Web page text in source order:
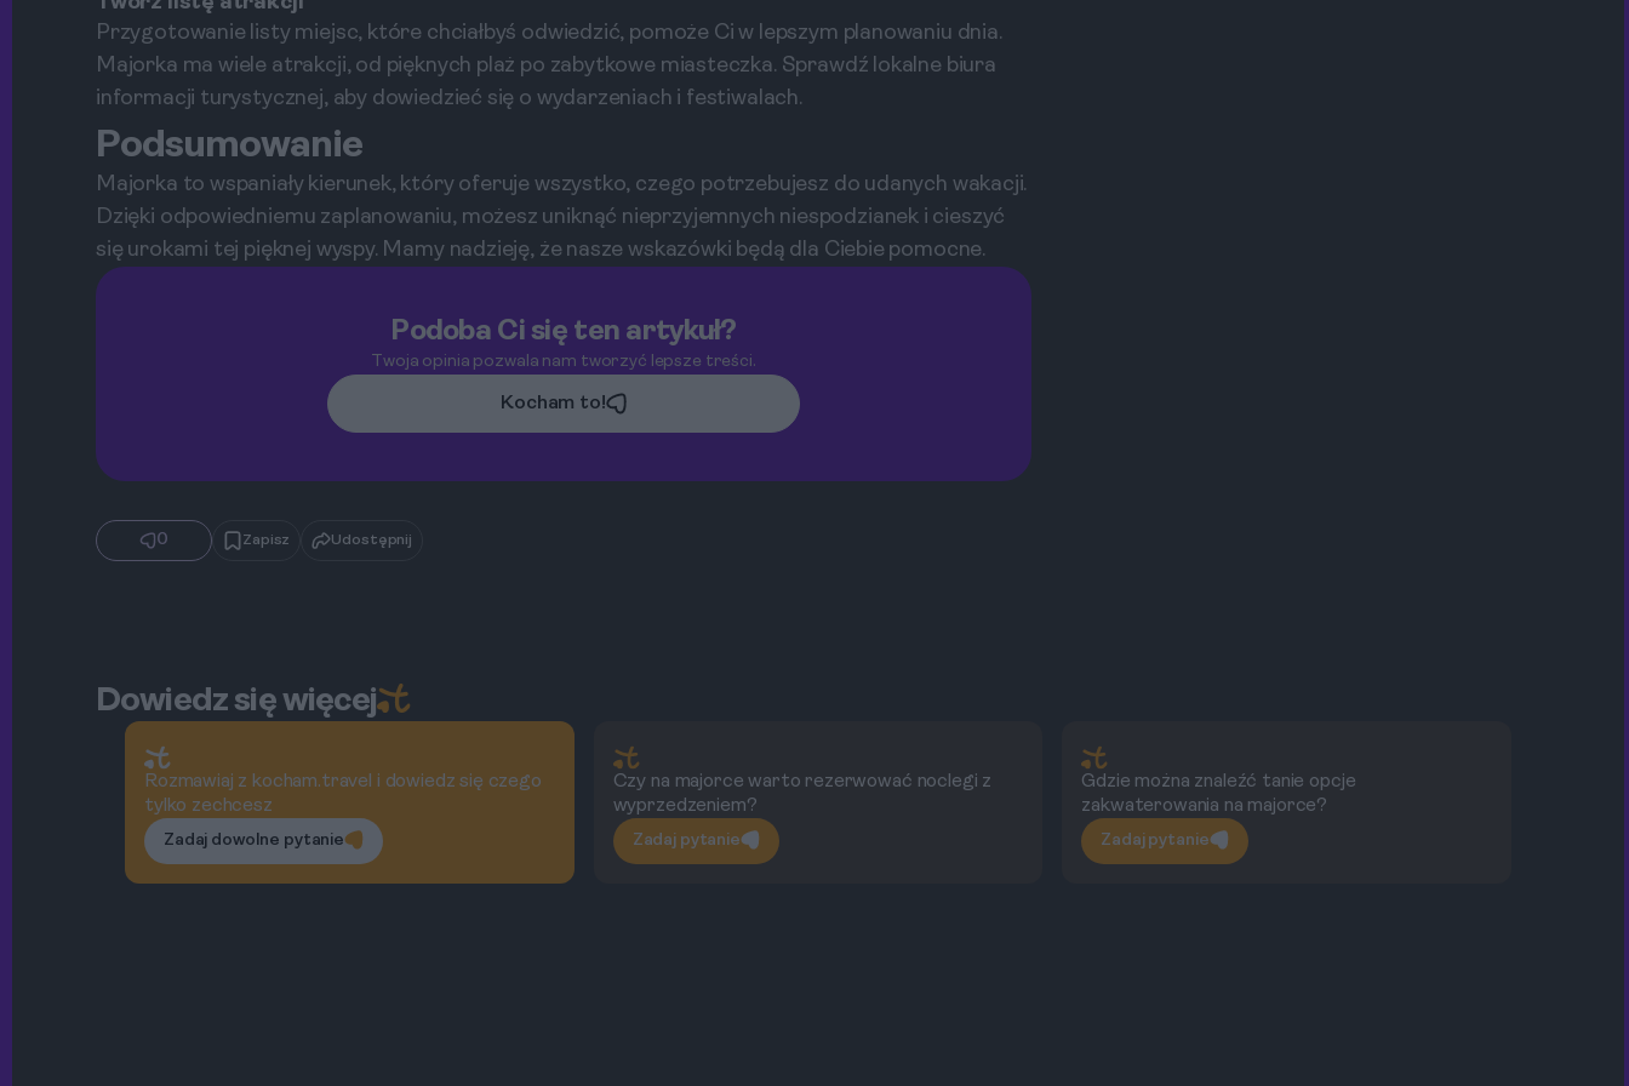
Przygotowanie listy miejsc, które chciałbyś odwiedzić, pomoże Ci w lepszym planowaniu dnia.
Majorka ma wiele atrakcji, od pięknych plaż po zabytkowe miasteczka. Sprawdź lokalne biura
informacji turystycznej, aby dowiedzieć się o wydarzeniach i festiwalach.
Podsumowanie
Majorka to wspaniały kierunek, który oferuje wszystko, czego potrzebujesz do udanych wakacji.
Dzięki odpowiedniemu zaplanowaniu, możesz uniknąć nieprzyjemnych niespodzianek i cieszyć
się urokami tej pięknej wyspy. Mamy nadzieję, że nasze wskazówki będą dla Ciebie pomocne.
Podoba Ci się ten artykuł?
Twoja opinia pozwala nam tworzyć lepsze treści.
Kocham to!
0 Zapisz Udostępnij
Dowiedz się więcej
Rozmawiaj z kocham.travel i dowiedz się czego
tylko zechcesz
Zadaj dowolne pytanie
Czy na majorce warto rezerwować noclegi z
wyprzedzeniem?
Zadaj pytanie
Gdzie można znaleźć tanie opcje
zakwaterowania na majorce?
Zadaj pytanie